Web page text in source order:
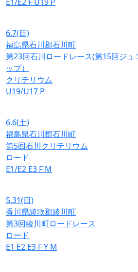
E1/E2 F U19 P
6.7(日)
福島県石川郡石川町
第23回石川ロードレース(第15回ジュ
ップ）
クリテリウム
U19/U17 P
6.6(土)
福島県石川郡石川町
第5回石川クリテリウム
ロード
E1/E2 E3 F M
5.31(日)
香川県綾歌郡綾川町
第3回綾川町ロードレース
ロード
E1 E2 E3 FY M